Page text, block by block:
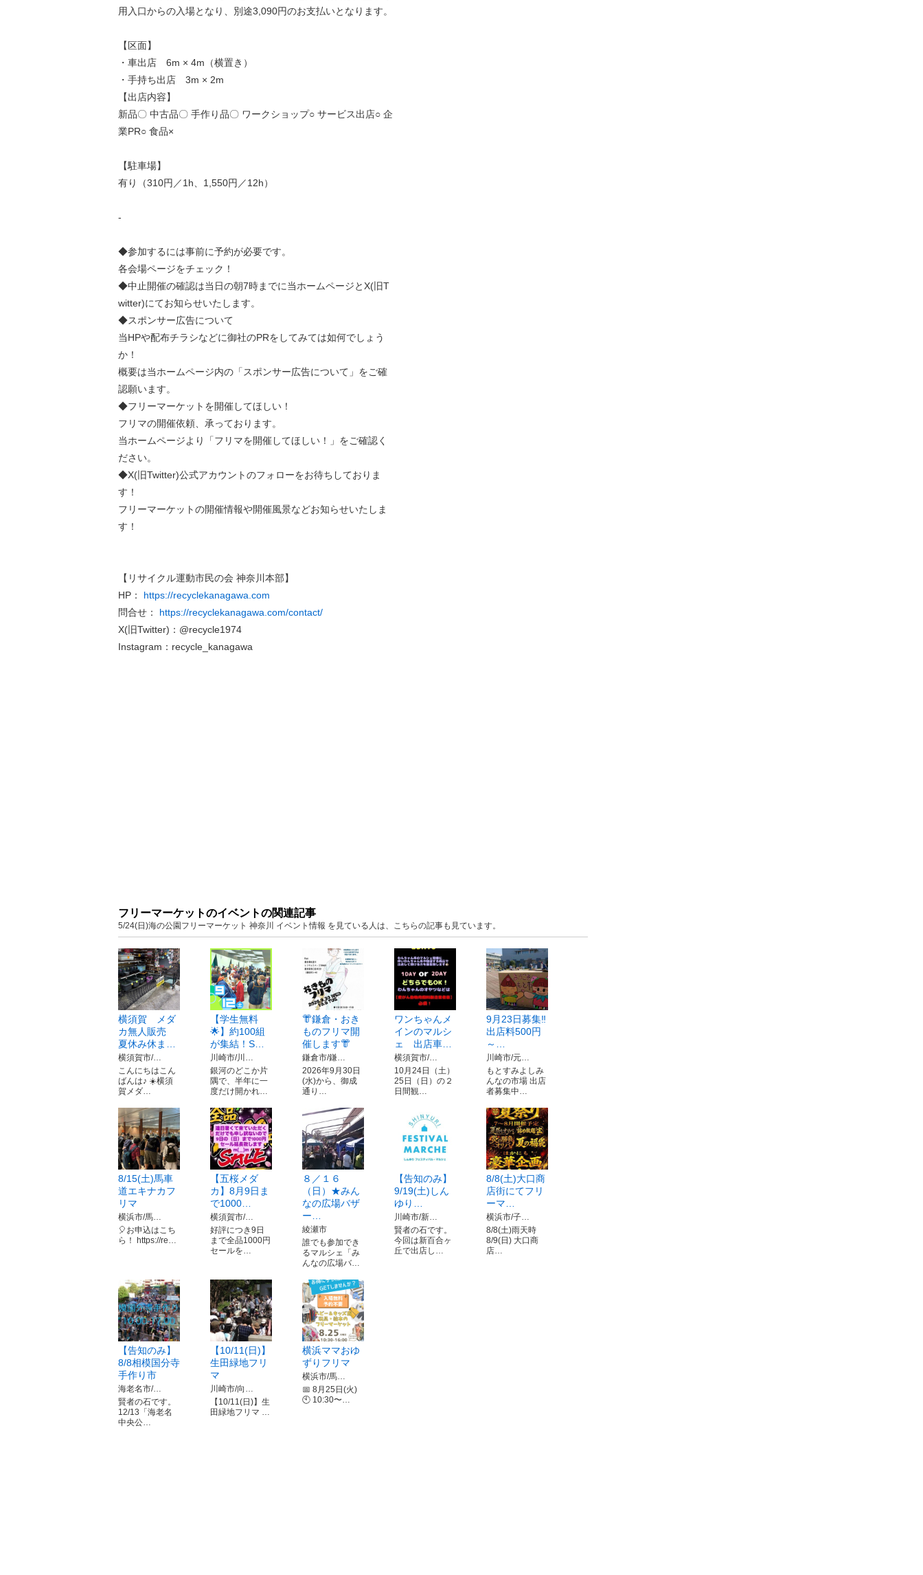
用入口からの入場となり、別途3,090円のお支払いとなります。
【区面】
・車出店 6m × 4m（横置き）
・手持ち出店 3m × 2m
【出店内容】
新品〇 中古品〇 手作り品〇 ワークショップ○ サービス出店○ 企
業PR○ 食品×
【駐車場】
有り（310円／1h、1,550円／12h）
-
◆参加するには事前に予約が必要です。
各会場ページをチェック！
◆中止開催の確認は当日の朝7時までに当ホームページとX(旧T
witter)にてお知らせいたします。
◆スポンサー広告について
当HPや配布チラシなどに御社のPRをしてみては如何でしょう
か！
概要は当ホームページ内の「スポンサー広告について」をご確
認願います。
◆フリーマーケットを開催してほしい！
フリマの開催依頼、承っております。
当ホームページより「フリマを開催してほしい！」をご確認く
ださい。
◆X(旧Twitter)公式アカウントのフォローをお待ちしておりま
す！
フリーマーケットの開催情報や開催風景などお知らせいたしま
す！
【リサイクル運動市民の会 神奈川本部】
HP： https://recyclekanagawa.com
問合せ： https://recyclekanagawa.com/contact/
X(旧Twitter)：@recycle1974
Instagram：recycle_kanagawa
フリーマーケットのイベントの関連記事
5/24(日)海の公園フリーマーケット 神奈川 イベント情報 を見ている人は、こちらの記事も見ています。
横須賀 メダ
カ無人販売
夏休み休ま…
横須賀市/…
こんにちはこん
ばんは♪ ☀️横須
賀メダ…
【学生無料
🌟】約100組
が集結！S…
川崎市/川…
銀河のどこか片
隅で、半年に一
度だけ開かれ…
👘鎌倉・おき
ものフリマ開
催します👘
鎌倉市/鎌…
2026年9月30日
(水)から、御成
通り…
ワンちゃんメ
インのマルシ
ェ 出店車…
横須賀市/…
10月24日（土）
25日（日）の２
日間観…
9月23日募集‼️
出店料500円
～…
川崎市/元…
もとすみよしみ
んなの市場 出店
者募集中…
8/15(土)馬車
道エキナカフ
リマ
横浜市/馬…
🎈お申込はこち
ら！ https://re…
【五桜メダ
カ】8月9日ま
で1000…
横須賀市/…
好評につき9日
まで全品1000円
セールを…
８／１６
（日）★みん
なの広場バザ
ー…
綾瀬市
誰でも参加でき
るマルシェ「み
んなの広場バ…
【告知のみ】
9/19(土)しん
ゆり…
川崎市/新…
賢者の石です。
今回は新百合ヶ
丘で出店し…
8/8(土)大口商
店街にてフリ
ーマ…
横浜市/子…
8/8(土)雨天時
8/9(日) 大口商
店…
【告知のみ】
8/8相模国分寺
手作り市
海老名市/…
賢者の石です。
12/13「海老名
中央公…
【10/11(日)】
生田緑地フリ
マ
川崎市/向…
【10/11(日)】生
田緑地フリマ …
横浜ママおゆ
ずりフリマ
横浜市/馬…
📅 8月25日(火)
🕙 10:30〜…